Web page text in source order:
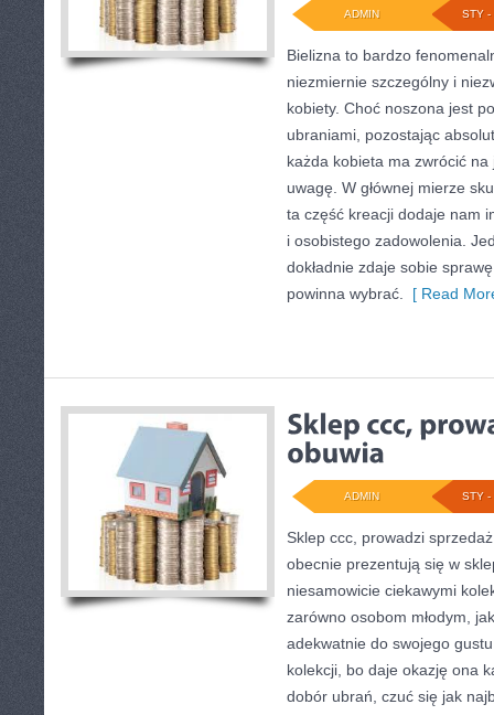
STY -
ADMIN
Bielizna to bardzo
niezmiernie szczególny i
kobiety. Choć noszona jest
ubraniami, pozostając
każda kobieta ma zwrócić
uwagę. W głównej mierze
ta część kreacji dodaje nam
i osobistego zadowolenia.
dokładnie zdaje sobie
powinna wybrać.
[ Read
STY -
ADMIN
Sklep ccc, prowadzi
obecnie prezentują się w
niesamowicie ciekawymi
zarówno osobom młodym,
adekwatnie do swojego
kolekcji, bo daje okazję ona
dobór ubrań, czuć się jak